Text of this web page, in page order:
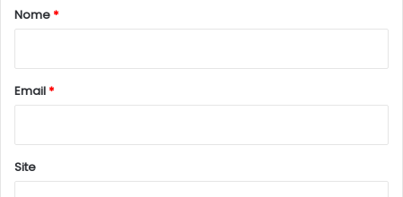
r
*
Nome*
Email*
Site